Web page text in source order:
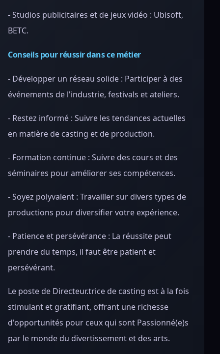
- Studios publicitaires et de jeux vidéo : Ubisoft,
BETC.
Conseils pour réussir dans ce métier
- Développer un réseau solide : Participer à des
événements de l'industrie, festivals et ateliers.
- Restez informé : Suivre les tendances actuelles
en matière de casting et de production.
- Formation continue : Suivre des cours et des
séminaires pour améliorer ses compétences.
- Soyez polyvalent : Travailler sur divers types de
productions pour diversifier votre expérience.
- Patience et persévérance : La réussite peut
prendre du temps, il faut être patient et
persévérant.
Le poste de Directeur.trice de casting est à la fois
stimulant et gratifiant, offrant une richesse
d'opportunités pour ceux qui sont Passionné(e)s
par le monde du divertissement et des arts.